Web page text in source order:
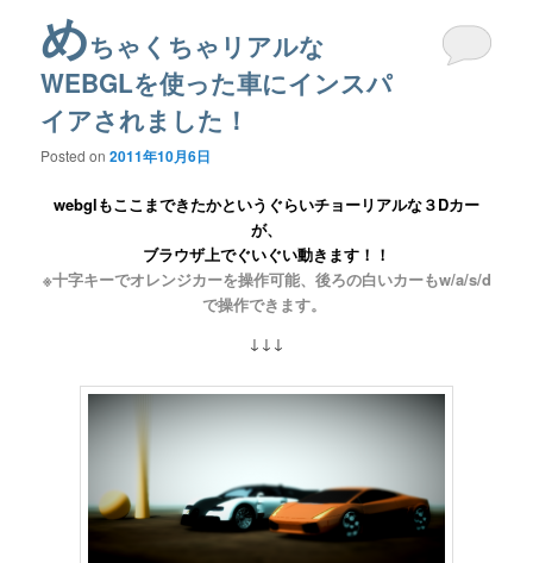
めちゃくちゃリアルな
WEBGLを使った車にインスパ
イアされました！
Posted on2011年10月6日
webglもここまできたかというぐらいチョーリアルな３Dカー
が、
ブラウザ上でぐいぐい動きます！！
※十字キーでオレンジカーを操作可能、後ろの白いカーもw/a/s/d
で操作できます。
↓↓↓